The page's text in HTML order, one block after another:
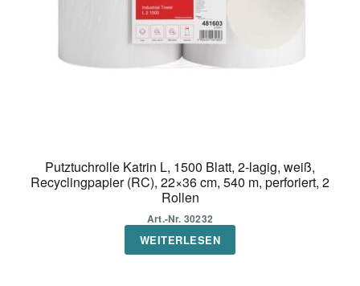
Putztuchrolle Katrin L, 1500 Blatt, 2-lagig, weiß,
Recyclingpapier (RC), 22×36 cm, 540 m, perforiert, 2
Rollen
Art.-Nr. 30232
WEITERLESEN